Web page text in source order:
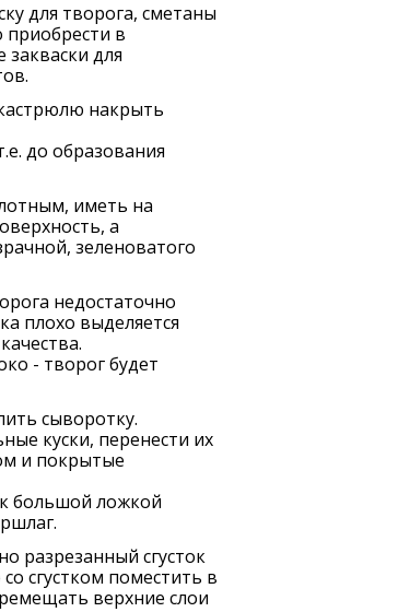
для творога, сметаны
в
для
накрыть
до образования
иметь на
а
зеленоватого
недостаточно
плохо выделяется
- творог будет
сыворотку.
куски, перенести их
и покрытые
большой ложкой
разрезанный сгусток
сгустком поместить в
верхние слои